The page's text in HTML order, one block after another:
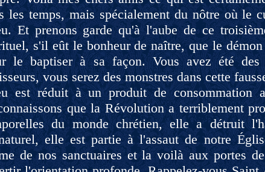
les temps, mais spécialement du nôtre où le
Et prenons garde qu'à l'aube de ce
s'il eût le bonheur de naître, que le
le baptiser à sa façon. Vous avez été des
vous serez des monstres dans cette
est réduit à un produit de consommation
que la Révolution a terriblement
du monde chrétien, elle a détruit
elle est partie à l'assaut de notre
de nos sanctuaires et la voilà aux portes